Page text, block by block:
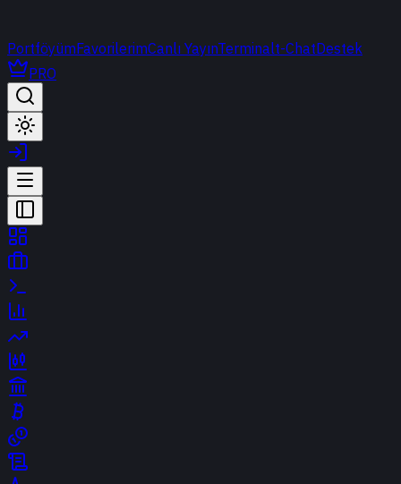
PortföyümFavorilerimCanlı YayınTerminalt-ChatDestek
PRO